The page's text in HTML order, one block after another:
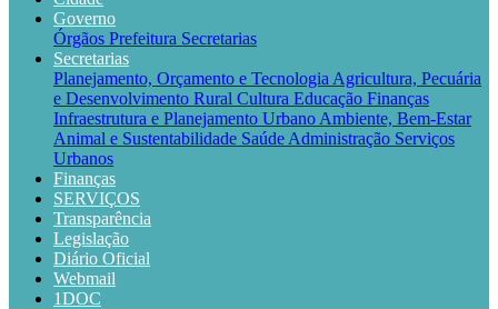
Governo
Órgãos Prefeitura Secretarias
Secretarias
Planejamento, Orçamento e Tecnologia Agricultura, Pecuária
e Desenvolvimento Rural Cultura Educação Finanças
Infraestrutura e Planejamento Urbano Ambiente, Bem-Estar
Animal e Sustentabilidade Saúde Administração Serviços
Urbanos
Finanças
SERVIÇOS
Transparência
Legislação
Diário Oficial
Webmail
1DOC